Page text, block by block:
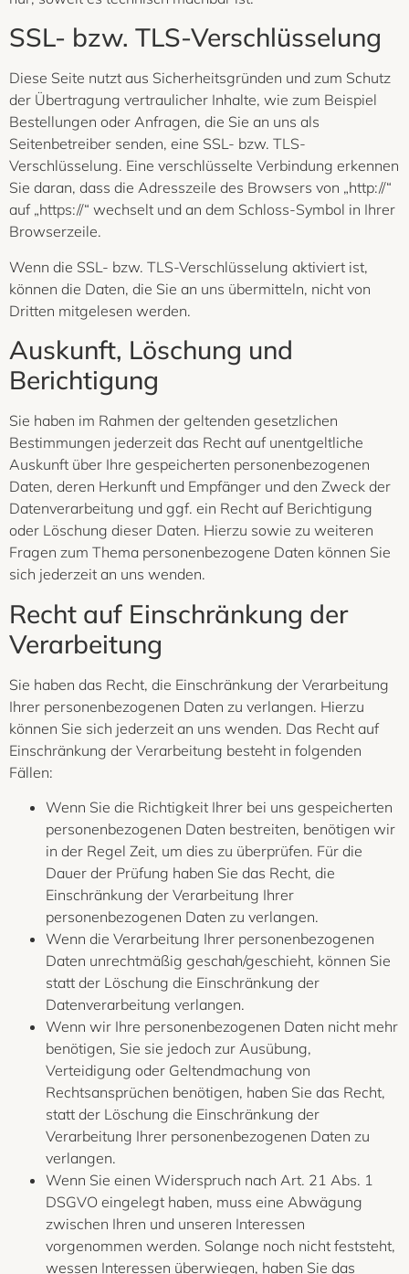
SSL- bzw. TLS-Verschlüsselung
Diese Seite nutzt aus Sicherheitsgründen und zum Schutz
der Übertragung vertraulicher Inhalte, wie zum Beispiel
Bestellungen oder Anfragen, die Sie an uns als
Seitenbetreiber senden, eine SSL- bzw. TLS-
Verschlüsselung. Eine verschlüsselte Verbindung erkennen
Sie daran, dass die Adresszeile des Browsers von „http://“
auf „https://“ wechselt und an dem Schloss-Symbol in Ihrer
Browserzeile.
Wenn die SSL- bzw. TLS-Verschlüsselung aktiviert ist,
können die Daten, die Sie an uns übermitteln, nicht von
Dritten mitgelesen werden.
Auskunft, Löschung und
Berichtigung
Sie haben im Rahmen der geltenden gesetzlichen
Bestimmungen jederzeit das Recht auf unentgeltliche
Auskunft über Ihre gespeicherten personenbezogenen
Daten, deren Herkunft und Empfänger und den Zweck der
Datenverarbeitung und ggf. ein Recht auf Berichtigung
oder Löschung dieser Daten. Hierzu sowie zu weiteren
Fragen zum Thema personenbezogene Daten können Sie
sich jederzeit an uns wenden.
Recht auf Einschränkung der
Verarbeitung
Sie haben das Recht, die Einschränkung der Verarbeitung
Ihrer personenbezogenen Daten zu verlangen. Hierzu
können Sie sich jederzeit an uns wenden. Das Recht auf
Einschränkung der Verarbeitung besteht in folgenden
Fällen:
Wenn Sie die Richtigkeit Ihrer bei uns gespeicherten
personenbezogenen Daten bestreiten, benötigen wir
in der Regel Zeit, um dies zu überprüfen. Für die
Dauer der Prüfung haben Sie das Recht, die
Einschränkung der Verarbeitung Ihrer
personenbezogenen Daten zu verlangen.
Wenn die Verarbeitung Ihrer personenbezogenen
Daten unrechtmäßig geschah/geschieht, können Sie
statt der Löschung die Einschränkung der
Datenverarbeitung verlangen.
Wenn wir Ihre personenbezogenen Daten nicht mehr
benötigen, Sie sie jedoch zur Ausübung,
Verteidigung oder Geltendmachung von
Rechtsansprüchen benötigen, haben Sie das Recht,
statt der Löschung die Einschränkung der
Verarbeitung Ihrer personenbezogenen Daten zu
verlangen.
Wenn Sie einen Widerspruch nach Art. 21 Abs. 1
DSGVO eingelegt haben, muss eine Abwägung
zwischen Ihren und unseren Interessen
vorgenommen werden. Solange noch nicht feststeht,
wessen Interessen überwiegen, haben Sie das